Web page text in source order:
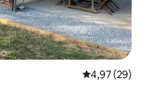
საშუალო
4,97 (29)